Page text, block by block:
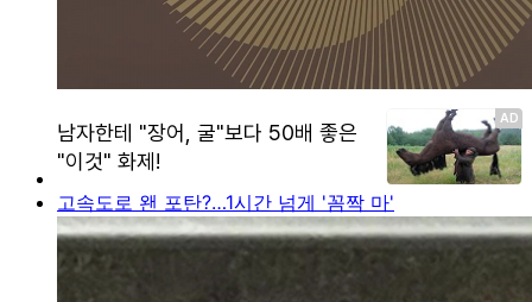
고속도로 왠 포탄?…1시간 넘게 '꼼짝 마'